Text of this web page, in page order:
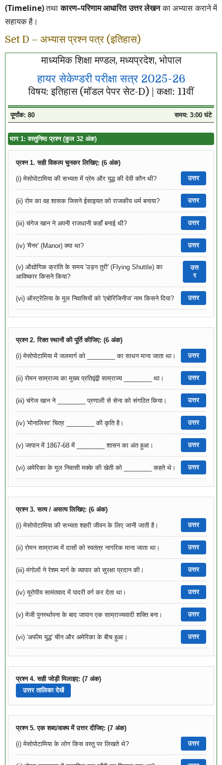
(Timeline)तथाकारण–परिणाम आधारित उत्तर लेखनका अभ्यास कराने में
सहायक है।
Set D – अभ्यास प्रश्न पत्र (इतिहास)
माध्यमिक शिक्षा मण्डल, मध्यप्रदेश, भोपाल
हायर सेकेण्डरी परीक्षा सत्र 2025-26
विषय: इतिहास (मॉडल पेपर सेट-D) | कक्षा: 11वीं
पूर्णांक: 80 समय: 3:00 घंटे
भाग 1: वस्तुनिष्ठ प्रश्न (कुल 32 अंक)
प्रश्न 1. सही विकल्प चुनकर लिखिए: (6 अंक)
(i) मेसोपोटामिया की सभ्यता में प्रेम और युद्ध की देवी कौन थी? उत्तर
(ii) रोम का वह शासक जिसने ईसाइयत को राजकीय धर्म बनाया? उत्तर
(iii) चंगेज खान ने अपनी राजधानी कहाँ बनाई थी? उत्तर
(iv) 'मैनर' (Manor) क्या था? उत्तर
(v) औद्योगिक क्रांति के समय 'उड़न तुरी' (Flying Shuttle) का
आविष्कार किसने किया?
उत्त
र
(vi) ऑस्ट्रेलिया के मूल निवासियों को 'एबोरिजिनीज' नाम किसने दिया? उत्तर
प्रश्न 2. रिक्त स्थानों की पूर्ति कीजिए: (6 अंक)
(i) मेसोपोटामिया में जलमार्ग को ________ का साधन माना जाता था। उत्तर
(ii) रोमन साम्राज्य का मुख्य प्रतिद्वंद्वी साम्राज्य ________ था। उत्तर
(iii) चंगेज खान ने ________ प्रणाली से सेना को संगठित किया। उत्तर
(iv) 'मोनालिसा' चित्र ________ की कृति है। उत्तर
(v) जापान में 1867-68 में ________ शासन का अंत हुआ। उत्तर
(vi) अमेरिका के मूल निवासी मक्के की खेती को ________ कहते थे। उत्तर
प्रश्न 3. सत्य / असत्य लिखिए: (6 अंक)
(i) मेसोपोटामिया की सभ्यता शहरी जीवन के लिए जानी जाती है। उत्तर
(ii) रोमन साम्राज्य में दासों को स्वतंत्र नागरिक माना जाता था। उत्तर
(iii) मंगोलों ने रेशम मार्ग के व्यापार को सुरक्षा प्रदान की। उत्तर
(iv) यूरोपीय सामंतवाद में पादरी वर्ग कर देता था। उत्तर
(v) मेजी पुनर्स्थापना के बाद जापान एक साम्राज्यवादी शक्ति बना। उत्तर
(vi) 'अफीम युद्ध' चीन और अमेरिका के बीच हुआ। उत्तर
प्रश्न 4. सही जोड़ी मिलाइए: (7 अंक)
उत्तर तालिका देखें
प्रश्न 5. एक शब्द/वाक्य में उत्तर दीजिए: (7 अंक)
(i) मेसोपोटामिया के लोग किस वस्तु पर लिखते थे? उत्तर